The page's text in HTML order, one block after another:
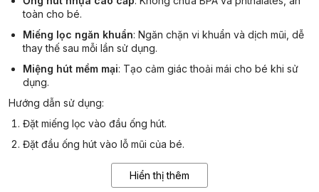
toàn cho bé.
Miếng lọc ngăn khuẩn: Ngăn chặn vi khuẩn và dịch mũi, dễ
thay thế sau mỗi lần sử dụng.
Miệng hút mềm mại: Tạo cảm giác thoải mái cho bé khi sử
dụng.
Hướng dẫn sử dụng:
Đặt miếng lọc vào đầu ống hút.
Đặt đầu ống hút vào lỗ mũi của bé.
Mẹ nhẹ nhàng hút qua miệng để loại bỏ dịch mũi.
Sau khi sử dụng, tháo rời các bộ phận và rửa sạch bằng
Hiển thị thêm